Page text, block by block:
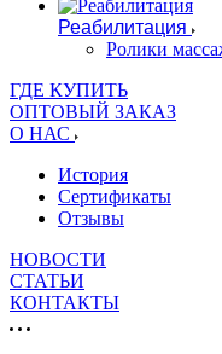
Реабилитация
Ролики
ГДЕ КУПИТЬ
ОПТОВЫЙ ЗАКАЗ
О НАС
История
Сертификаты
Отзывы
НОВОСТИ
СТАТЬИ
КОНТАКТЫ